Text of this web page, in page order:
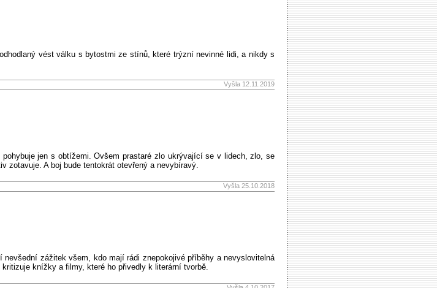
vést válku s bytostmi ze stínů, které trýzní nevinné lidi, a nikdy s
Vyšla 12.11.2019
jen s obtížemi. Ovšem prastaré zlo ukrývající se v lidech, zlo, se
zotavuje. A boj bude tentokrát otevřený a nevybíravý.
Vyšla 25.10.2018
zážitek všem, kdo mají rádi znepokojivé příběhy a nevyslovitelná
knížky a filmy, které ho přivedly k literární tvorbě.